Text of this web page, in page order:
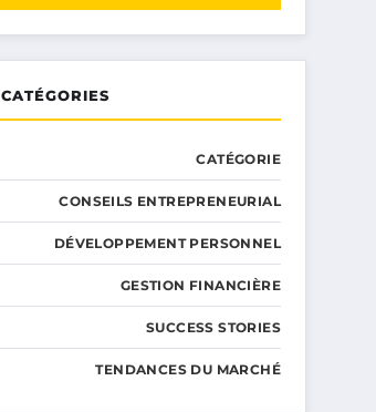
CATÉGORIES
CATÉGORIE
CONSEILS ENTREPRENEURIAL
DÉVELOPPEMENT PERSONNEL
GESTION FINANCIÈRE
SUCCESS STORIES
TENDANCES DU MARCHÉ